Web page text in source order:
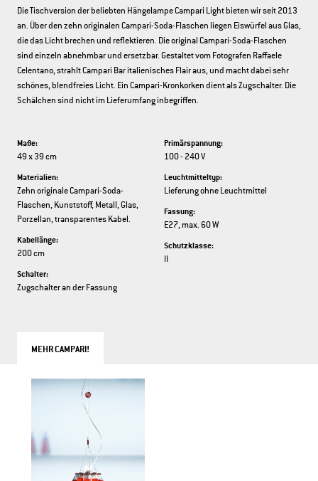
Maße:
49 x 39 cm
Materialien:
Zehn originale Campari-Soda-
Flaschen, Kunststoff, Metall, Glas,
Porzellan, transparentes Kabel.
Kabellänge:
200 cm
Schalter:
Zugschalter an der Fassung
Primärspannung:
100 - 240 V
Leuchtmitteltyp:
Lieferung ohne Leuchtmittel
Fassung:
E27, max. 60 W
Schutzklasse:
II
Die Tischversion der beliebten Hängelampe Campari Light bieten wir seit 2013
an. Über den zehn originalen Campari-Soda-Flaschen liegen Eiswürfel aus Glas,
die das Licht brechen und reflektieren. Die original Campari-Soda-Flaschen
sind einzeln abnehmbar und ersetzbar. Gestaltet vom Fotografen Raffaele
Celentano, strahlt Campari Bar italienisches Flair aus, und macht dabei sehr
schönes, blendfreies Licht. Ein Campari-Kronkorken dient als Zugschalter. Die
Schälchen sind nicht im Lieferumfang inbegriffen.
MEHR CAMPARI!